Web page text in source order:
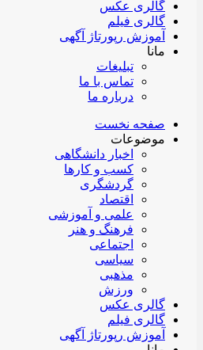
گالری عکس
گالری فیلم
آموزش رپورتاژ آگهی
مانا
تبلیغات
تماس با ما
درباره ما
صفحه نخست
موضوعات
اخبار دانشگاهی
کسب و کارها
گردشگری
اقتصاد
علمی و آموزشی
فرهنگ و هنر
اجتماعی
سیاسی
مذهبی
ورزش
گالری عکس
گالری فیلم
آموزش رپورتاژ آگهی